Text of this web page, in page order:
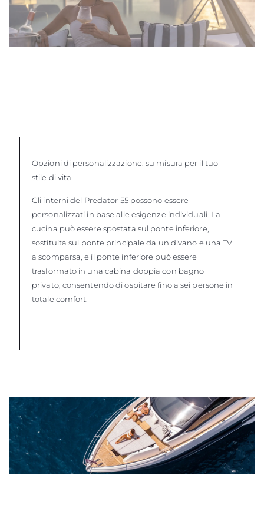
Opzioni di personalizzazione: su misura per il tuo
stile di vita
Gli interni del Predator 55 possono essere
personalizzati in base alle esigenze individuali. La
cucina può essere spostata sul ponte inferiore,
sostituita sul ponte principale da un divano e una TV
a scomparsa, e il ponte inferiore può essere
trasformato in una cabina doppia con bagno
privato, consentendo di ospitare fino a sei persone in
totale comfort.